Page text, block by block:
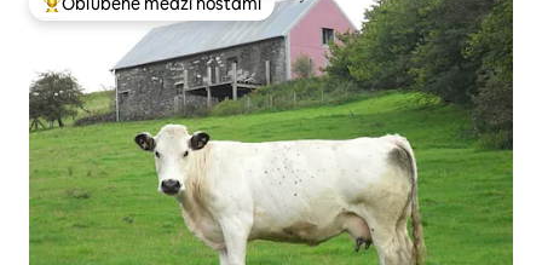
Najobľúbenejšie medzi hosťami